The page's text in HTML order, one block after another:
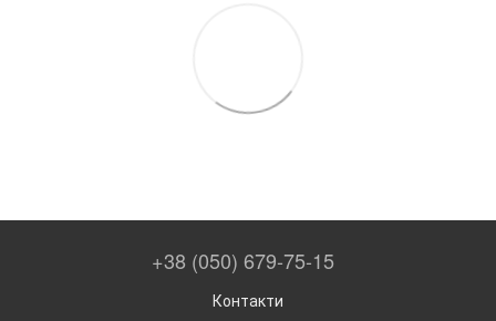
+38 (050) 679-75-15
Контакти